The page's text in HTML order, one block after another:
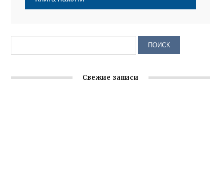
Свежие записи